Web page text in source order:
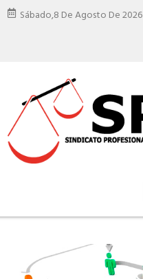
Sábado,8 De Agosto De 2026